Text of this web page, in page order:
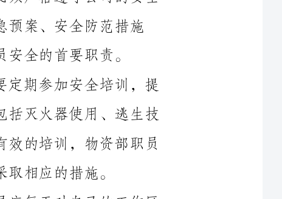
是否存在堆放不稳定、易燃物品是否存放不当等问题，及时协助
高安全意识和应急处理能力。培训内容包括灭火器使用、逃生技
能、防范盗窃等方面的知识。只有通过有效的培训，物资部职员
3.巡查和排除安全隐患：物资部职员应每天对自己的工作区
域进行巡查，及时发现和排除安全隐患。例如，检查货物储存区